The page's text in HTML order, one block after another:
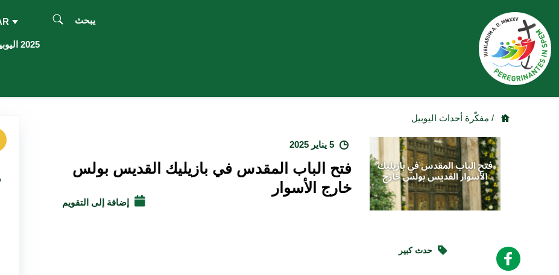
يبحث
2025 اليوبيل
/ مفكّرة أحداث اليوبيل
5 يناير 2025
فتح الباب المقدس في بازيليك القديس بولس
خارج الأسوار
إضافة إلى التقويم
حدث كبير